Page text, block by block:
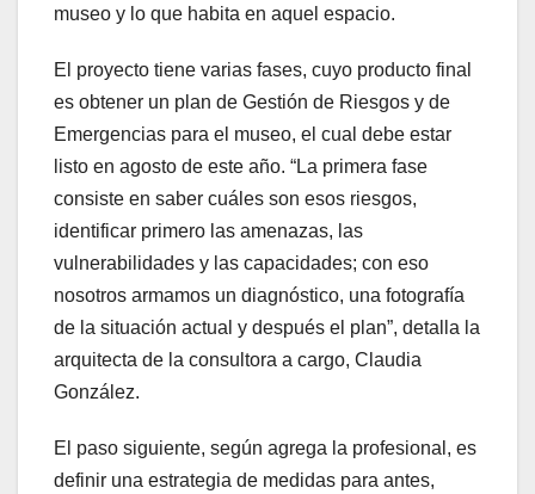
museo y lo que habita en aquel espacio.
El proyecto tiene varias fases, cuyo producto final
es obtener un plan de Gestión de Riesgos y de
Emergencias para el museo, el cual debe estar
listo en agosto de este año. “La primera fase
consiste en saber cuáles son esos riesgos,
identificar primero las amenazas, las
vulnerabilidades y las capacidades; con eso
nosotros armamos un diagnóstico, una fotografía
de la situación actual y después el plan”, detalla la
arquitecta de la consultora a cargo, Claudia
González.
El paso siguiente, según agrega la profesional, es
definir una estrategia de medidas para antes,